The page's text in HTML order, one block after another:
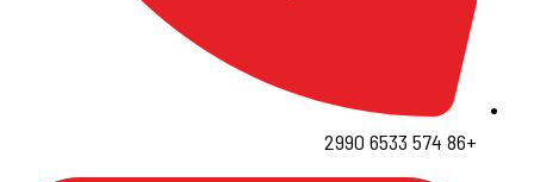
+86 574 6533 2990